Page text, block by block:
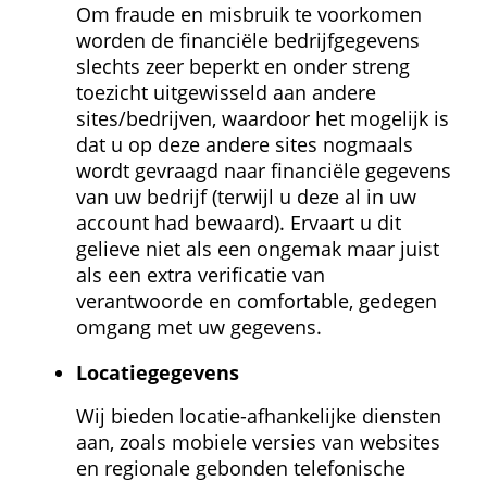
Om fraude en misbruik te voorkomen
worden de financiële bedrijfgegevens
slechts zeer beperkt en onder streng
toezicht uitgewisseld aan andere
sites/bedrijven, waardoor het mogelijk is
dat u op deze andere sites nogmaals
wordt gevraagd naar financiële gegevens
van uw bedrijf (terwijl u deze al in uw
account had bewaard). Ervaart u dit
gelieve niet als een ongemak maar juist
als een extra verificatie van
verantwoorde en comfortable, gedegen
omgang met uw gegevens.
Locatie­gegevens
Wij bieden locatie-afhankelijke diensten
aan, zoals mobiele versies van websites
en regionale gebonden telefonische